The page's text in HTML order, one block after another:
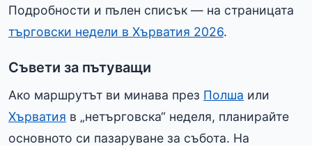
Подробности и пълен списък — на страницата
търговски недели в Хърватия 2026.
Съвети за пътуващи
Ако маршрутът ви минава през Полша или
Хърватия в „нетърговска“ неделя, планирайте
основното си пазаруване за събота. На